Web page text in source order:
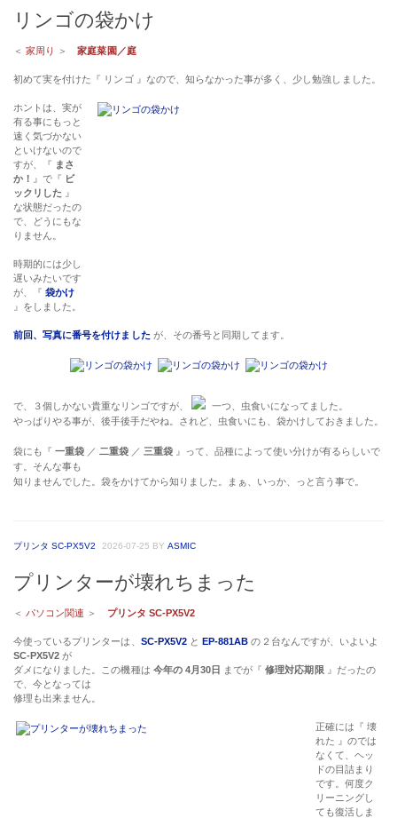
リンゴの袋かけ
＜家周り ＞家庭菜園／庭
初めて実を付けた『 リンゴ 』なので、知らなかった事が多く、少し勉強しました。
ホントは、実が
有る事にもっと
速く気づかない
といけないので
すが、『 まさ
か！ 』で『 ビ
ックリした 』
な状態だったの
で、どうにもな
りません。
時期的には少し
遅いみたいです
が、『袋かけ
』をしました。
前回、写真に番号を付けました が、その番号と同期してます。
で、３個しかない貴重なリンゴですが、
一つ、虫食いになってました。
やっぱりやる事が、後手後手だやね。されど、虫食いにも、袋かけしておきました。
袋にも『 一重袋 ／ 二重袋 ／ 三重袋 』って、品種によって使い分けが有るらしいで
す。そんな事も
知りませんでした。袋をかけてから知りました。まぁ、いっか、っと言う事で。
プリンタ SC-PX5V2 2026-07-25 BYASMIC
プリンターが壊れちまった
＜ パソコン関連 ＞ プリンタ SC-PX5V2
今使っているプリンターは、 SC-PX5V2とEP-881AB の２台なんですが、いよいよ
SC-PX5V2 が
ダメになりました。この機種は 今年の 4月30日 までが『修理対応期限』だったの
で、今となっては
修理も出来ません。
正確には『 壊
れた 』のでは
なくて、ヘッ
ドの目詰まり
です。何度ク
リーニングし
ても復活しま